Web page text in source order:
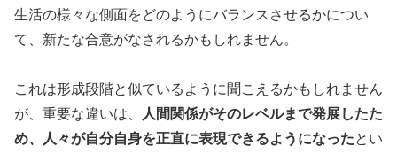
生活の様々な側面をどのようにバランスさせるかについ
て、新たな合意がなされるかもしれません。
これは形成段階と似ているように聞こえるかもしれません
が、重要な違いは、
人間関係がそのレベルまで発展したた
め、人々が自分自身を正直に表現できるようになったとい